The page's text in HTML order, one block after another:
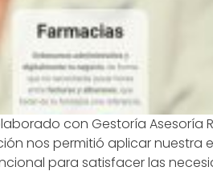
con Gestoría Asesoría
nos permitió aplicar nuestra
para satisfacer las